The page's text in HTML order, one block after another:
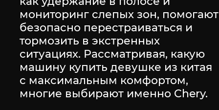
мониторинг слепых зон, помогают
безопасно перестраиваться и
тормозить в экстренных
ситуациях. Рассматривая, какую
машину купить девушке из китая
с максимальным комфортом,
многие выбирают именно Chery.